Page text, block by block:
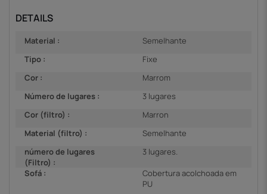
DETAILS
Material :
Semelhante
Tipo :
Fixe
Cor :
Marrom
Número de lugares :
3 lugares
Cor (filtro) :
Marron
Material (filtro) :
Semelhante
número de lugares
(Filtro) :
3 lugares.
Sofá :
Cobertura acolchoada em
PU